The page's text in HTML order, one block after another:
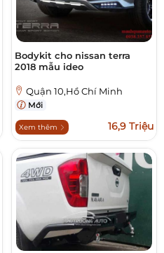
Bodykit cho nissan terra
2018 mẫu ideo
Quận 10,Hồ Chí Minh
Mới
Xem thêm 16,9 Triệu